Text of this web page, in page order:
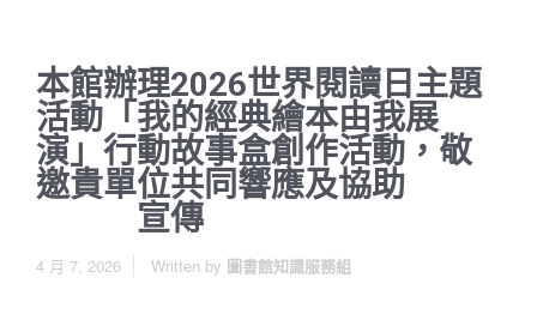
本館辦理2026世界閱讀日主題
活動「我的經典繪本由我展
演」行動故事盒創作活動，敬
邀貴單位共同響應及協助
宣傳
4 月 7, 2026 Written by 圖書館知識服務組